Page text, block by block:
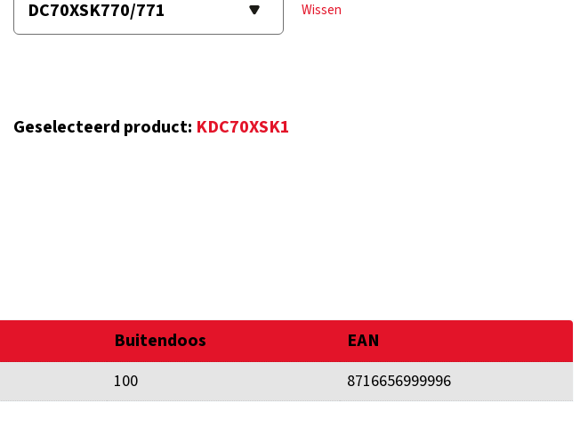
Wissen
Geselecteerd product: KDC70XSK1
Buitendoos EAN
100 8716656999996